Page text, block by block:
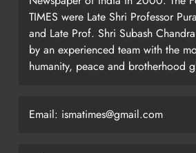
TIMES were Late Shri Professor
and Late Prof. Shri Subash
by an experienced team with the
humanity, peace and brotherhood
Email: ismatimes@gmail.com